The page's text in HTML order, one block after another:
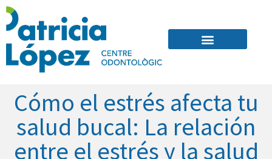
Cómo el estrés afecta tu
salud bucal: La relación
entre el estrés y la salud